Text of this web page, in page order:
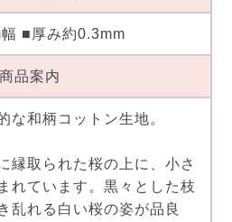
■厚み約0.3mm
商品案内
な和柄コットン生地。
縁取られた桜の上に、小さ
れています。黒々とした枝
乱れる白い桜の姿が品良